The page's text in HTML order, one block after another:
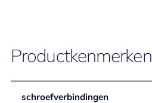
Productkenmerken
schroefverbindingen